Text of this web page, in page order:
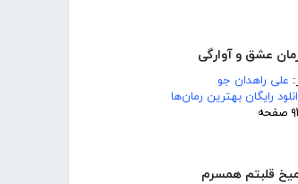
عشق و آوارگی
علی راهدان جو
رایگان بهترین رمان‌ها
قلبتم همسرم